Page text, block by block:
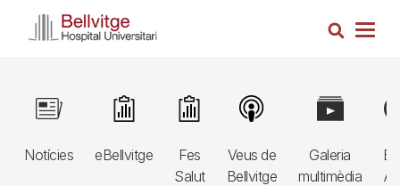
Cerca
Navegació
principal
3r
Notícies
Image
eBellvitge
Image
Fes
Salut
Image
Veus de
Bellvitge
Image
Galeria
multimèdia
Image